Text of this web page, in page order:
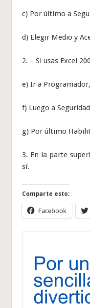
c) Por último a
d) Elegir Medio y
2. – Si usas Excel
e) Ir a Programador,
f) Luego a
g) Por último
3. En la parte
sí.
Comparte esto:
Facebook